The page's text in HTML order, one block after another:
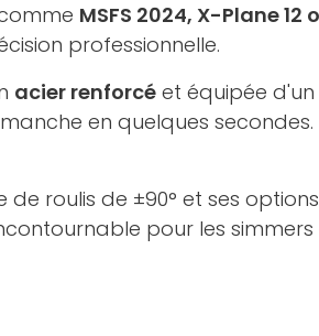
MSFS 2024, X-Plane 12
professionnelle.
acier renforcé et équipée d'un
en quelques
de roulis de ±90° et ses
pour les